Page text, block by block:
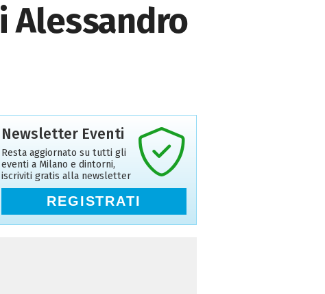
Alessandro
Newsletter Eventi
Resta aggiornato su tutti gli
eventi a Milano e dintorni,
iscriviti gratis alla newsletter
REGISTRATI